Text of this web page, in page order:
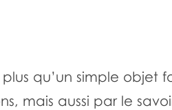
qu’un simple objet
mais aussi par le